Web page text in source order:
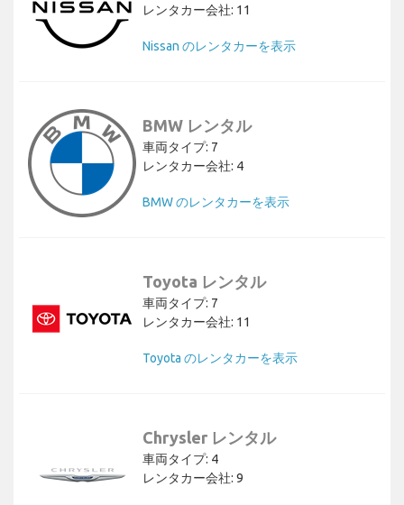
レンタカー会社: 11
Nissan のレンタカーを表示
BMW レンタル
車両タイプ: 7
レンタカー会社: 4
BMW のレンタカーを表示
Toyota レンタル
車両タイプ: 7
レンタカー会社: 11
Toyota のレンタカーを表示
Chrysler レンタル
車両タイプ: 4
レンタカー会社: 9